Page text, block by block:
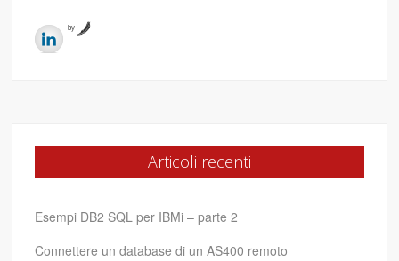
by
Articoli recenti
Esempi DB2 SQL per IBMi – parte 2
Connettere un database di un AS400 remoto